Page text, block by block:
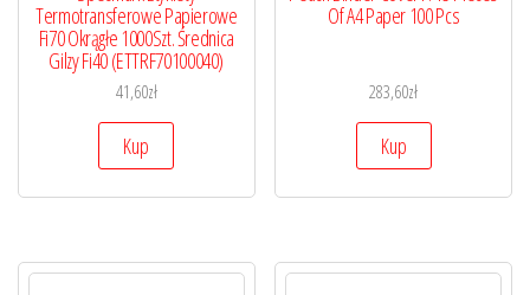
Termotransferowe Papierowe
Fi70 Okrągłe 1000Szt. Średnica
Gilzy Fi40 (ETTRF70100040)
41,60zł
Kup
Of A4 Paper 100 Pcs
283,60zł
Kup